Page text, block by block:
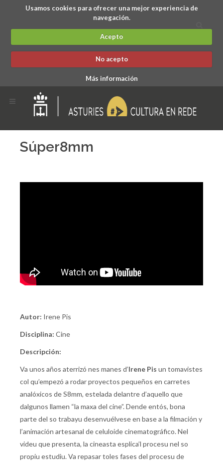
Usamos cookies para ofrecer una mejor experiencia de
navegación.
Acepto
No acepto
Más información
Súper8mm
Autor: Irene Pis
Disciplina: Cine
Descripción:
Va unos años aterrizó nes manes d’Irene Pis un tomavistes
col qu’empezó a rodar proyectos pequeños en carretes
analóxicos de S8mm, estelada delantre d’aquello que
dalgunos llamen “la maxa del cine”. Dende entós, bona
parte del so trabayu desenvuélvese en base a la filmación y
l’animación artesanal de celuloide cinematográfico. Nel
videu que presenta, la cineasta esplica’l procesu nel so
propiu estudiu. Va repasar toles fases del procesu de